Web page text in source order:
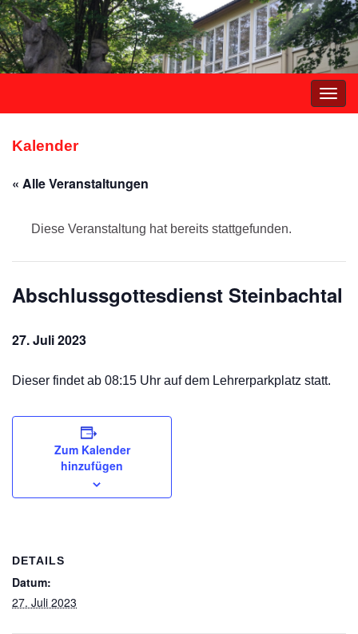
Kalender
« Alle Veranstaltungen
Diese Veranstaltung hat bereits stattgefunden.
Abschlussgottesdienst Steinbachtal
27. Juli 2023
Dieser findet ab 08:15 Uhr auf dem Lehrerparkplatz statt.
Zum Kalender
hinzufügen
DETAILS
Datum:
27. Juli 2023